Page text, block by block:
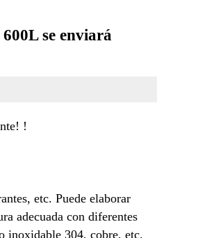
se enviará
!
etc. Puede elaborar
adecuada con diferentes
inoxidable 304, cobre, etc.